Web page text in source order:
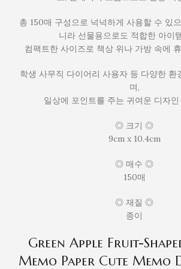
총 150매 구성으로 넉넉하게 사용할 수 있
니라 선물용으로도 적합한 아이
컴팩트한 사이즈로 책상 위나 가방 속에
학생 사무직 다이어리 사용자 등 다양한 환
며,
일상에 포인트를 주는 귀여운 디자
◎ 크기 ◎
9cm x 10.4cm
◎ 매수 ◎
150매
◎ 재질 ◎
종이
Green Apple Fruit-
Memo Paper Cute Memo